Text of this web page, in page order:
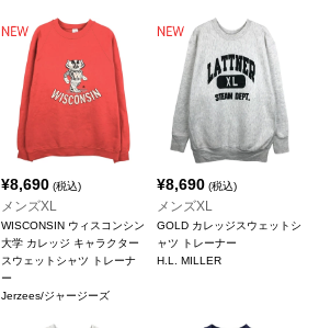
¥8,690(税込)
メンズXL
WISCONSIN ウィスコンシン
大学 カレッジ キャラクター
スウェットシャツ トレーナ
ー
Jerzees/ジャージーズ
¥8,690 (税込)
メンズXL
GOLD カレッジスウェットシ
ャツ トレーナー
H.L. MILLER